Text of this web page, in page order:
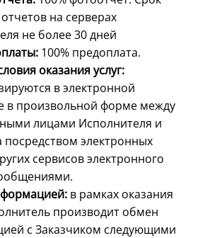
на серверах
не более 30 дней
100% предоплата.
оказания услуг:
в электронной
в произвольной форме между
лицами Исполнителя и
посредством электронных
сервисов электронного
в рамках оказания
производит обмен
с Заказчиком следующими